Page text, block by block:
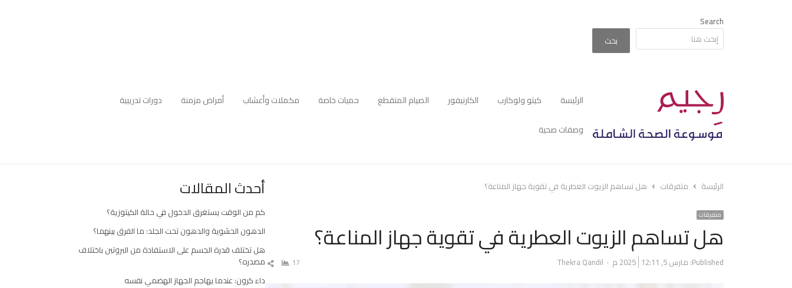
Search
بحث
الرئيسة كيتو ولوكارب الكارنيفور الصيام المتقطع حميات خاصة مكملات وأعشاب أمراض مزمنة
دورات تدريبية
وصفات صحية
الرئيسة متفرقات هل تساهم الزيوت العطرية في تقوية جهاز المناعة؟
متفرقات
هل تساهم الزيوت العطرية في تقوية جهاز المناعة؟
Published: مارس 5, 2025 12:11 م Author
Thekra Qandil
17
شارك
المقال
أحدث المقالات
كم من الوقت يستغرق الدخول في حالة الكيتوزية؟
الدهون الحشوية والدهون تحت الجلد: ما الفرق بينهما؟
هل تختلف قدرة الجسم على الاستفادة من البروتين باختلاف
مصدره؟
داء كرون: عندما يهاجم الجهاز الهضمي نفسه